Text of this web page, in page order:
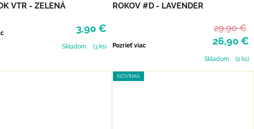
VTR - ZELENÁ
3,90 €
Skladom
(3 ks)
ROKOV #D - LAVENDER
26,90 €
29,90 €
Pozrieť viac
Skladom
(2 ks)
NOVINKA